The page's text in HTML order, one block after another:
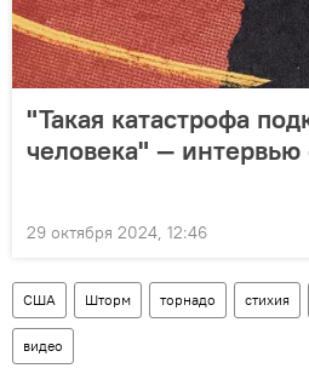
"Такая катастрофа
человека" —
29 октября 2024, 12:46
США Шторм торнадо стихия
видео